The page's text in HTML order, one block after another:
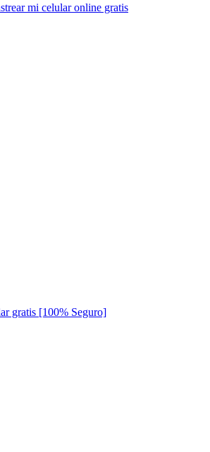
mi celular online gratis
gratis [100% Seguro]